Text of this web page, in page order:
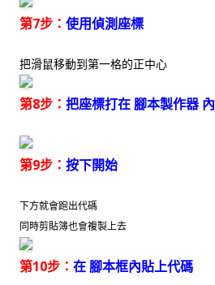
第7步： 使用偵測座標
把滑鼠移動到第一格的正中心
第8步： 把座標打在 腳本製作器 內
第9步： 按下開始
下方就會跑出代碼
同時剪貼簿也會複製上去
第10步： 在 腳本框內貼上代碼